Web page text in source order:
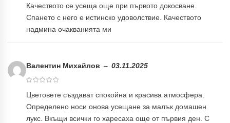
Качеството се усеща още при първото докосване.
Спането с него е истинско удоволствие. Качеството
надмина очакванията ми
Валентин Михайлов – 03.11.2025
Цветовете създават спокойна и красива атмосфера.
Определено носи онова усещане за малък домашен
лукс. Вкъщи всички го харесаха още от първия ден. С